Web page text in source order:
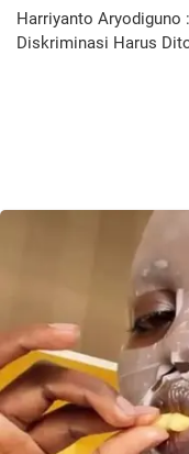
Harriyanto Aryodiguno
Diskriminasi Harus